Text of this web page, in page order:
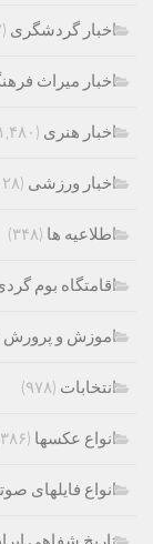
اخبار گردشگری (۸۳۷)
اخبار میراث
اخبار هنری (۱,۴۸۰)
اخبار ورزشی (۱۲۸)
اطلاعیه ها (۳۴۸)
اقامتگاه بوم
اموزش و پرورش
انتخابات (۹۷۸)
انواع عکسها (۳۸۶)
انواع فایلهای